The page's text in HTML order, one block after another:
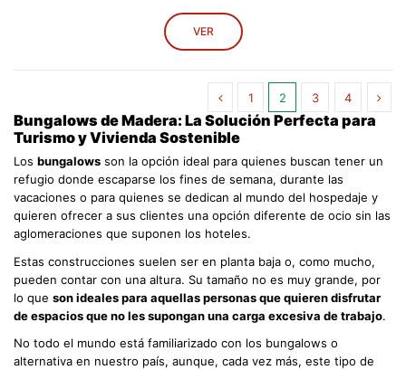
VER
1 2 3 4
Bungalows de Madera: La Solución Perfecta para
Turismo y Vivienda Sostenible
Los bungalows son la opción ideal para quienes buscan tener un
refugio donde escaparse los fines de semana, durante las
vacaciones o para quienes se dedican al mundo del hospedaje y
quieren ofrecer a sus clientes una opción diferente de ocio sin las
aglomeraciones que suponen los hoteles.
Estas construcciones suelen ser en planta baja o, como mucho,
pueden contar con una altura. Su tamaño no es muy grande, por
lo que son ideales para aquellas personas que quieren disfrutar
de espacios que no les supongan una carga excesiva de trabajo.
No todo el mundo está familiarizado con los bungalows o
alternativa en nuestro país, aunque, cada vez más, este tipo de